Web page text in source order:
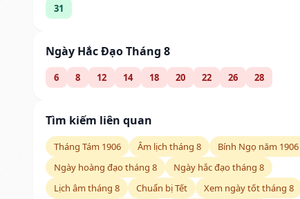
31
Ngày Hắc Đạo Tháng 8
6 8 12 14 18 20 22 26 28
Tìm kiếm liên quan
Tháng Tám 1906 Âm lịch tháng 8
Bính Ngọ năm 1906
Ngày hoàng đạo tháng 8
Ngày hắc đạo tháng 8
Lịch âm tháng 8
Chuẩn bị Tết
Xem ngày tốt tháng 8